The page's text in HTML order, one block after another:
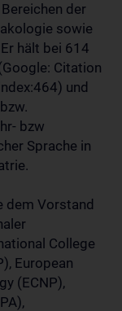
der
sowie
hält bei 614
Citation
und
bzw
Sprache in
dem Vorstand
College
European
(ECNP),